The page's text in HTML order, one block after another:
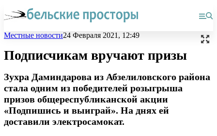
Местные новости24 Февраля 2021, 12:49
Подписчикам вручают призы
Зухра Даминдарова из Абзелиловского района
стала одним из победителей розыгрыша
призов общереспубликанской акции
«Подпишись и выиграй». На днях ей
доставили электросамокат.